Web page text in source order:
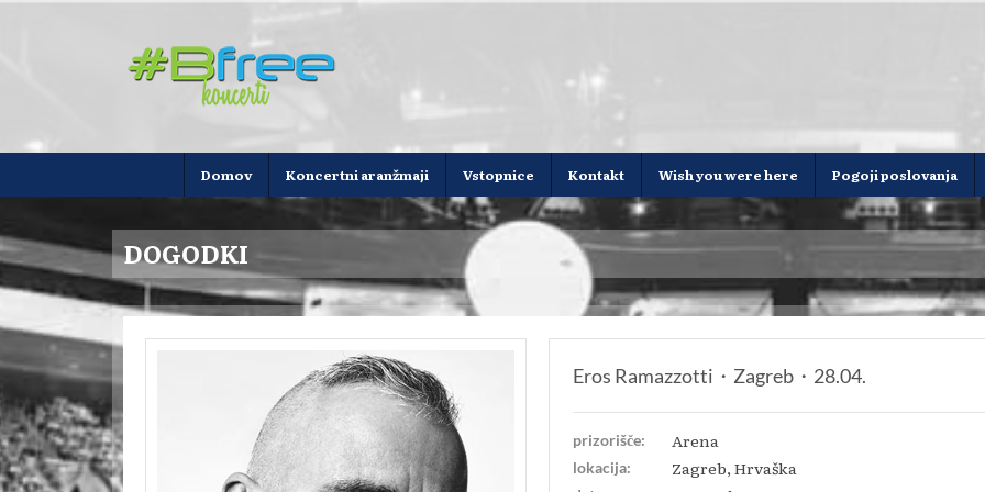
Domov Koncertni aranžmaji Vstopnice Kontakt Wish you were here Pogoji poslovanja
DOGODKI
Eros Ramazzotti・Zagreb・28.04.
prizorišče: Arena
lokacija: Zagreb, Hrvaška